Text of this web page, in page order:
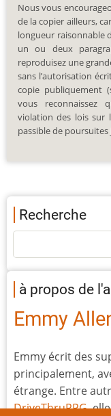
Nous vous
de la copier ailleurs,
longueur raisonnable
un ou deux
reproduisez une
sans l’autorisation
copie publiquement
vous reconnaissez
violation des lois sur
passible de poursuites
Recherche
à propos de
Emmy
Emmy écrit des
principalement,
étrange. Entre
DriveThruRPG,